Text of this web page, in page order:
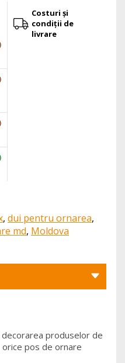
Costuri și
condiții de
livrare
, dui pentru ornarea,
md, Moldova
produselor de
pos de ornare